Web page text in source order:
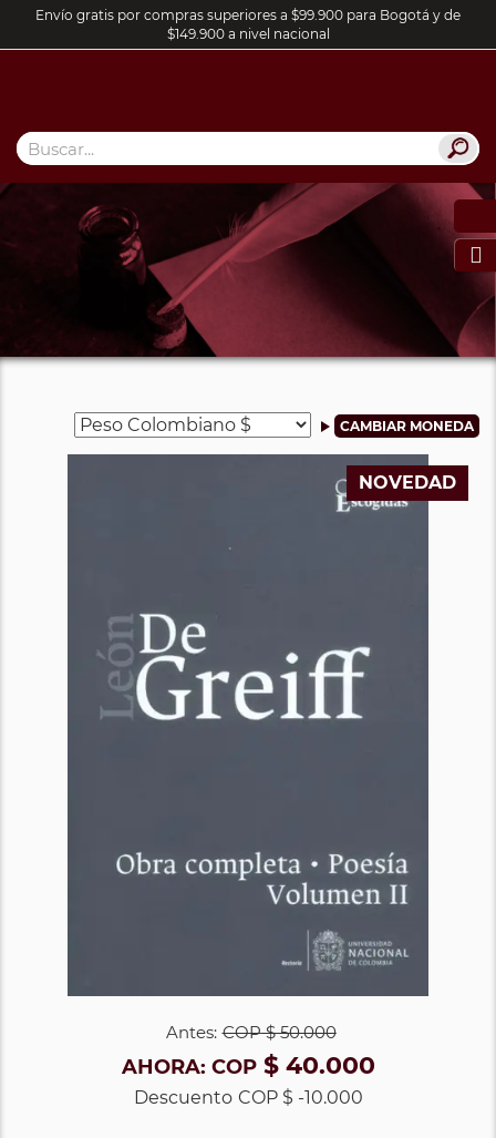
Envío gratis por compras superiores a $99.900 para Bogotá y de
$149.900 a nivel nacional

NOVEDAD
Antes: COP$ 50.000
AHORA: COP$ 40.000
Descuento COP $ -10.000